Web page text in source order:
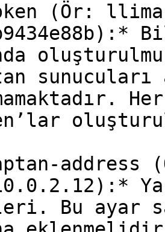
(Ör:
sunucuları
address
Bu ayar